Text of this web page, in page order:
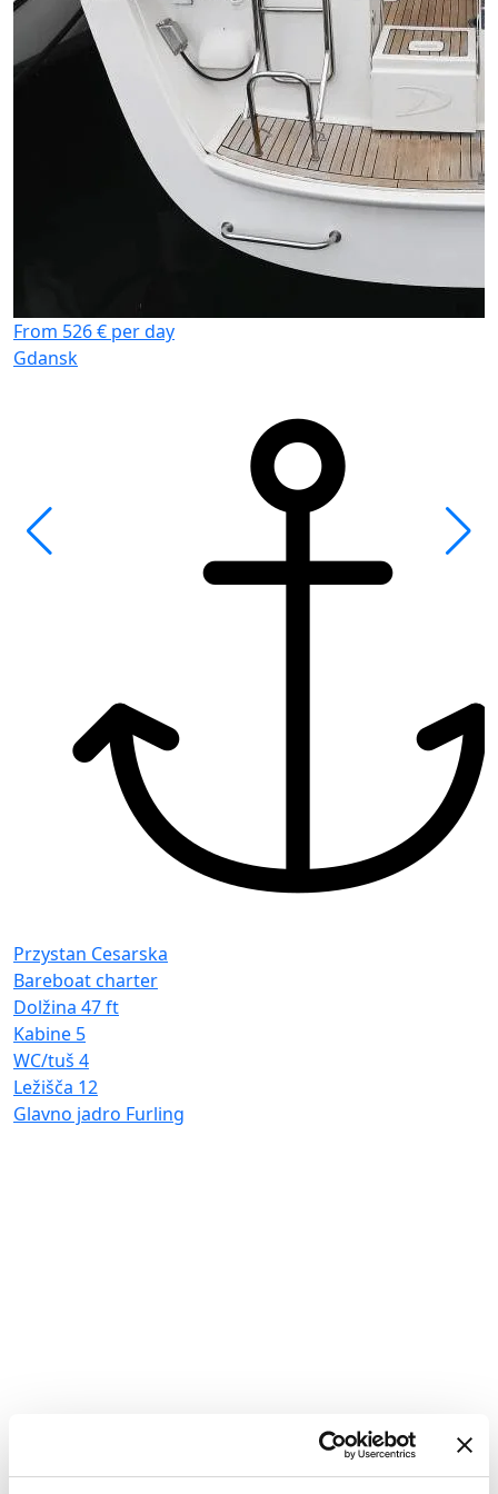
From 526 € per day
Gdansk
Przystan Cesarska
Bareboat charter
Dolžina 47 ft
Kabine 5
WC/tuš 4
Ležišča 12
Glavno jadro Furling